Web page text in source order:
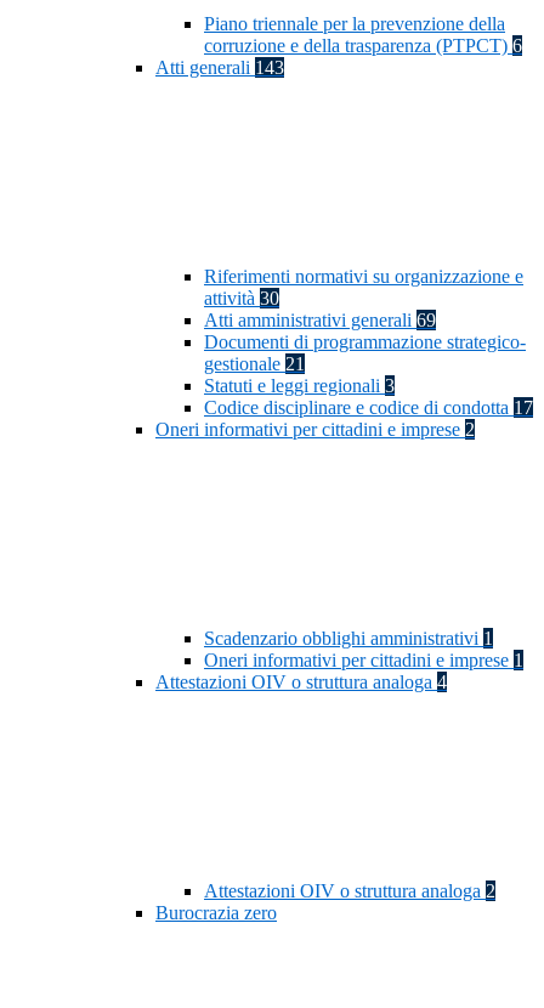
Piano triennale per la prevenzione della
corruzione e della trasparenza (PTPCT) 6
Atti generali 143
Riferimenti normativi su organizzazione e
attività 30
Atti amministrativi generali 69
Documenti di programmazione strategico-
gestionale 21
Statuti e leggi regionali 3
Codice disciplinare e codice di condotta 17
Oneri informativi per cittadini e imprese 2
Scadenzario obblighi amministrativi 1
Oneri informativi per cittadini e imprese 1
Attestazioni OIV o struttura analoga 4
Attestazioni OIV o struttura analoga 2
Burocrazia zero